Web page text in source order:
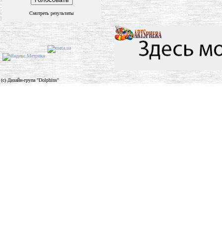
Смотреть результаты
(c) Дизайн-група "Dolphins"